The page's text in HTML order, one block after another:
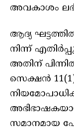
അവകാശം
ആദ്യ
നിന്ന്
അതിന്
സെക്ഷന്‍
സമാനമായ